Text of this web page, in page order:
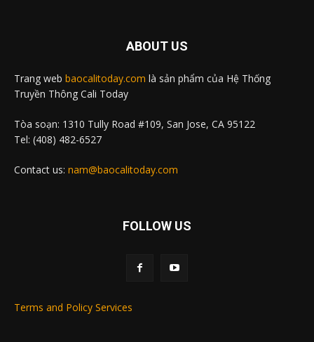
ABOUT US
Trang web baocalitoday.com là sản phẩm của Hệ Thống
Truyền Thông Cali Today
Tòa soạn: 1310 Tully Road #109, San Jose, CA 95122
Tel: (408) 482-6527
Contact us: nam@baocalitoday.com
FOLLOW US
Terms and Policy Services